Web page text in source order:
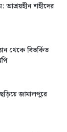
আশ্রয়হীন শহীদের
থেকে বিতর্কিত
জামালপুরে